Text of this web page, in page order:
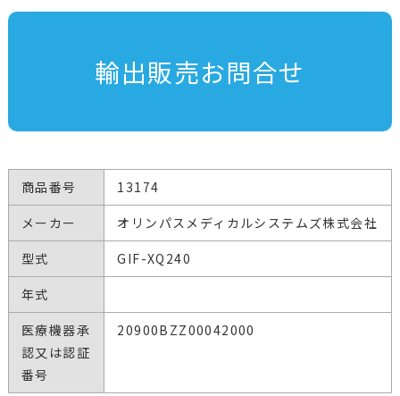
輸出販売お問合せ
商品番号
13174
メーカー
オリンパスメディカルシステムズ株式会社
型式
GIF-XQ240
年式
医療機器承
認又は認証
番号
20900BZZ00042000